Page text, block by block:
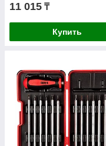
11 015 ₸
Купить